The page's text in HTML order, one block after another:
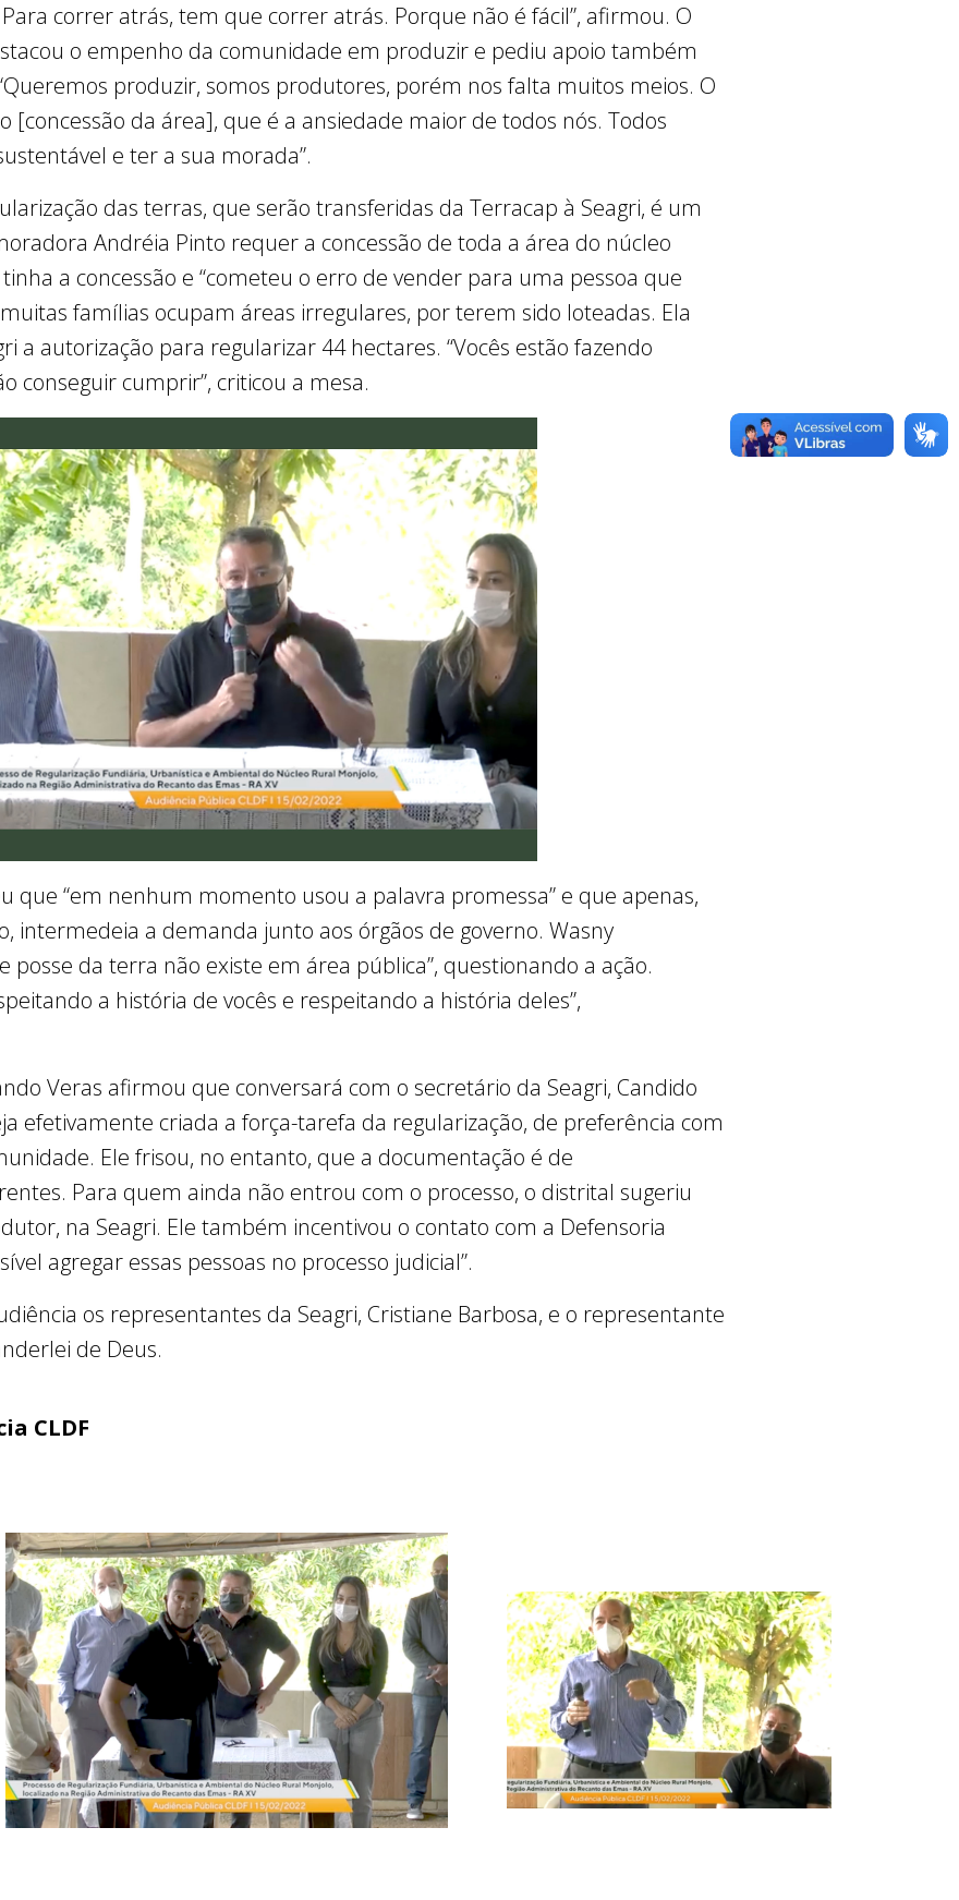
correr atrás, tem que correr atrás. Porque não é fácil”, afirmou. O
o empenho da comunidade em produzir e pediu apoio também
produzir, somos produtores, porém nos falta muitos meios. O
[concessão da área], que é a ansiedade maior de todos nós. Todos
e ter a sua morada”.
das terras, que serão transferidas da Terracap à Seagri, é um
Andréia Pinto requer a concessão de toda a área do núcleo
a concessão e “cometeu o erro de vender para uma pessoa que
famílias ocupam áreas irregulares, por terem sido loteadas. Ela
a autorização para regularizar 44 hectares. “Vocês estão fazendo
conseguir cumprir”, criticou a mesa.
que “em nenhum momento usou a palavra promessa” e que apenas,
intermedeia a demanda junto aos órgãos de governo. Wasny
posse da terra não existe em área pública”, questionando a ação.
a história de vocês e respeitando a história deles”,
Veras afirmou que conversará com o secretário da Seagri, Candido
efetivamente criada a força-tarefa da regularização, de preferência com
Ele frisou, no entanto, que a documentação é de
Para quem ainda não entrou com o processo, o distrital sugeriu
na Seagri. Ele também incentivou o contato com a Defensoria
agregar essas pessoas no processo judicial”.
os representantes da Seagri, Cristiane Barbosa, e o representante
de Deus.
CLDF